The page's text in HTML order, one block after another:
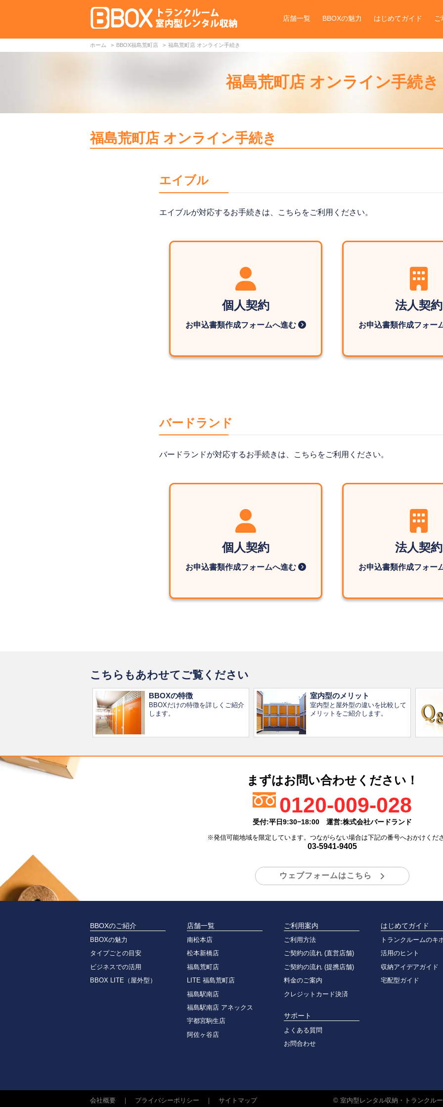
店舗一覧 BBOXの魅力 はじめてガイド
ホーム BBOX福島荒町店 福島荒町店 オンライン手続き
福島荒町店 オンライン手続き
福島荒町店 オンライン手続き
エイブル
エイブルが対応するお手続きは、こちらをご利用ください。
個人契約
お申込書類作成フォームへ進む
法人契約
お申込書類作成フォー
バードランド
バードランドが対応するお手続きは、こちらをご利用ください。
個人契約
お申込書類作成フォームへ進む
法人契約
お申込書類作成フォー
こちらもあわせてご覧ください
BBOXの特徴
BBOXだけの特徴を詳しくご紹介
します。
室内型のメリット
室内型と屋外型の違いを比較して
メリットをご紹介します。
まずはお問い合わせください！
0120-009-028
受付:平日9:30−18:00 運営:株式会社バードランド
※発信可能地域を限定しています。つながらない場合は下記の番号へおかけくだ
03-5941-9405
ウェブフォームはこちら
BBOXのご紹介
BBOXの魅力
タイプごとの目安
ビジネスでの活用
BBOX LITE（屋外型）
店舗一覧
南松本店
松本新橋店
福島荒町店
LITE 福島荒町店
福島駅南店
福島駅南店 アネックス
宇都宮駒生店
阿佐ヶ谷店
ご利用案内
ご利用方法
ご契約の流れ (直営店舗)
ご契約の流れ (提携店舗)
料金のご案内
クレジットカード決済
サポート
よくある質問
お問合わせ
はじめてガイド
トランクルームのキ
活用のヒント
収納アイデアガイド
宅配型ガイド
会社概要 ｜ プライバシーポリシー ｜ サイトマップ © 室内型レンタル収納・トランクル